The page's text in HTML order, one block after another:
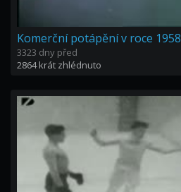
Komerční potápění v roce 1958
3323 dny před
2864 krát zhlédnuto